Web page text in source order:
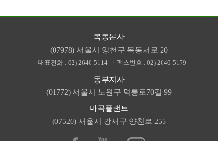
목동본사
(07978) 서울시 양천구 목동서로 20
ㆍ대표전화 : 02) 2640-5114 ㆍ팩스번호 : 02) 2640-5179
동부지사
(01772) 서울시 노원구 덕릉로70길 99
마곡플랜트
(07520) 서울시 강서구 양천로 255